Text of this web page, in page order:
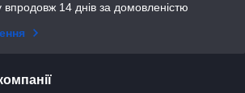
14 днів за домовленістю